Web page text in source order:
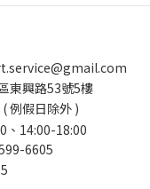
東興路53號5樓
例假日除外 )
14:00-18:00
6605